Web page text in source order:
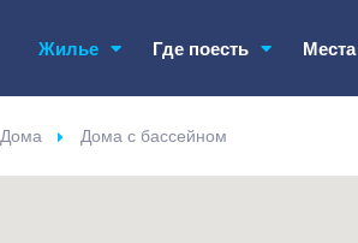
Жилье Где поесть Места
Дома Дома с бассейном